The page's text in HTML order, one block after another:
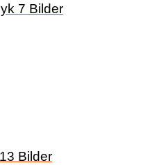
7 Bilder
13 Bilder